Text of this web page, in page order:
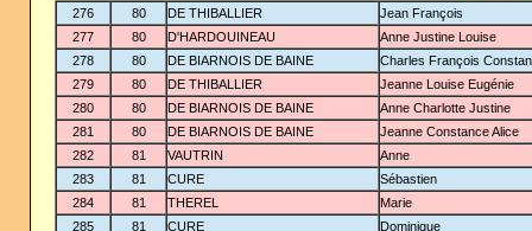
276 80 DE THIBALLIER
Jean François
277
80 D'HARDOUINEAU
Anne Justine Louise
278
80 DE BIARNOIS DE BAINE
Charles François
279
80 DE THIBALLIER
Jeanne Louise Eugénie
280
80 DE BIARNOIS DE BAINE
Anne Charlotte Justine
281
80 DE BIARNOIS DE BAINE
Jeanne Constance Alice
282
81 VAUTRIN
Anne
283
81 CURE
Sébastien
284
81 THEREL
Marie
285
81 CURE
Dominique